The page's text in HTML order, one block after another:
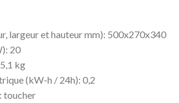
largeur et hauteur mm): 500x270x340
20
kg
(kW-h / 24h): 0,2
toucher